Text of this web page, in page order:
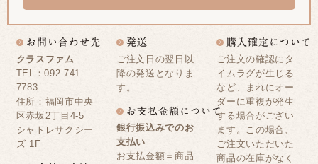
クラスファム
TEL：092-741-
7783
住所：福岡市中央
区赤坂2丁目4-5
シャトレサクシー
ズ 1F
ご注文日の翌日以
降の発送となりま
す。
銀行振込みでのお
支払い
お支払金額＝商品
ご注文の確認にタ
イムラグが生じる
など、まれにオー
ダーに重複が発生
する場合がござい
ます。この場合、
ご注文いただいた
商品の在庫がなく